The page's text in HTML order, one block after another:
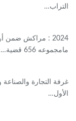
التراب…
2024 : مراكش
مامجموعه 656 قضية…
غرفة التجارة
الأول…